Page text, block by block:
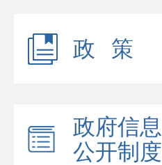
政策
政府信息
公开制度